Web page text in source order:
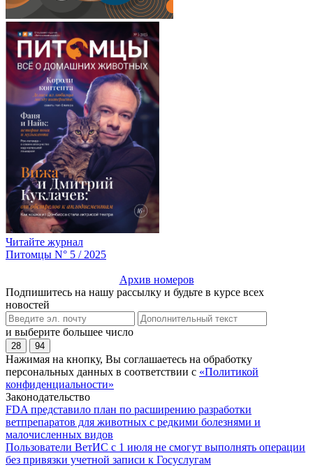
Читайте журнал
Питомцы N° 5 / 2025
Архив номеров
Подпишитесь на нашу рассылку и будьте в курсе всех
новостей
и выберите большее число
28 94
Нажимая на кнопку, Вы соглашаетесь на обработку
персональных данных в соответствии с «Политикой
конфиденциальности»
Законодательство
FDA представило план по расширению разработки
ветпрепаратов для животных с редкими болезнями и
малочисленных видов
Пользователи ВетИС с 1 июля не смогут выполнять операции
без привязки учетной записи к Госуслугам